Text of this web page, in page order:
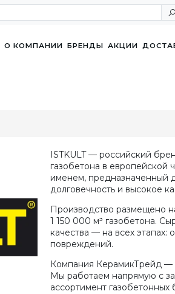
О КОМПАНИИ БРЕНДЫ АКЦИИ
ISTKULT — российский
газобетона в европейской
именем, предназначенный
долговечность и высокое
Производство размещено
1 150 000 м³ газобетона.
качества — на всех этапах:
повреждений.
Компания КерамикТрейд —
Мы работаем напрямую с
ассортимент газобетонных